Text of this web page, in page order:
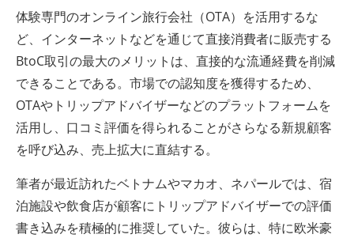
体験専門のオンライン旅行会社（OTA）を活用するな
ど、インターネットなどを通じて直接消費者に販売する
BtoC取引の最大のメリットは、直接的な流通経費を削減
できることである。市場での認知度を獲得するため、
OTAやトリップアドバイザーなどのプラットフォームを
活用し、口コミ評価を得られることがさらなる新規顧客
を呼び込み、売上拡大に直結する。
筆者が最近訪れたベトナムやマカオ、ネパールでは、宿
泊施設や飲食店が顧客にトリップアドバイザーでの評価
書き込みを積極的に推奨していた。彼らは、特に欧米豪